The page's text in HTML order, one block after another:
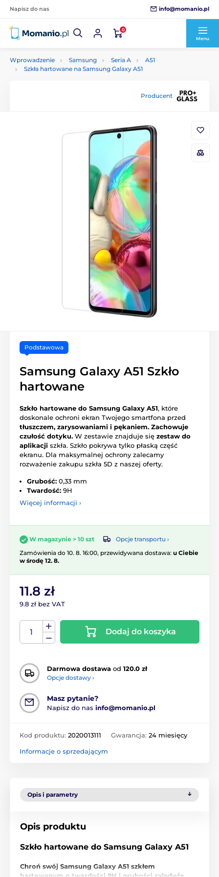
Napisz do nas info@momanio.pl
0
Menu
Wprowadzenie Samsung Seria A
A51
Szkła hartowane na Samsung Galaxy A51
Producent
Podstawowa
Samsung Galaxy A51 Szkło
hartowane
Szkło hartowane do Samsung Galaxy A51, które
doskonale ochroni ekran Twojego smartfona przed
tłuszczem, zarysowaniami i pękaniem. Zachowuje
czułość dotyku. W zestawie znajduje się zestaw do
aplikacji szkła. Szkło pokrywa tylko płaską część
ekranu. Dla maksymalnej ochrony zalecamy
rozważenie zakupu szkła 5D z naszej oferty.
Grubość: 0,33 mm
Twardość: 9H
Więcej informacji ›
W magazynie > 10 szt
Opcje transportu ›
Zamówienia do 10. 8. 16:00, przewidywana dostawa: u Ciebie
w środę 12. 8.
11.8 zł
9.8 zł bez VAT
Dodaj do koszyka
Darmowa dostawa od 120.0 zł
Opcje dostawy ›
Masz pytanie?
Napisz do nas info@momanio.pl
Kod produktu: 2020013111 Gwarancja: 24 miesięcy
Informacje o sprzedającym
Opis i parametry
Opis produktu
Szkło hartowane do Samsung Galaxy A51
Chroń swój Samsung Galaxy A51 szkłem
hartowanym o twardości 9H i grubości zaledwie